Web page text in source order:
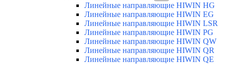
Линейные направляющие HIWIN HG
Линейные направляющие HIWIN EG
Линейные направляющие HIWIN LSR
Линейные направляющие HIWIN PG
Линейные направляющие HIWIN QW
Линейные направляющие HIWIN QR
Линейные направляющие HIWIN QE